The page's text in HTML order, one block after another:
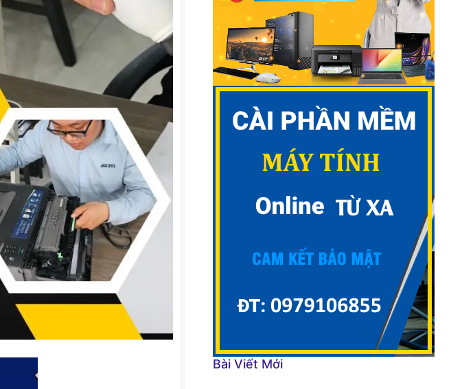
Bài Viết Mới